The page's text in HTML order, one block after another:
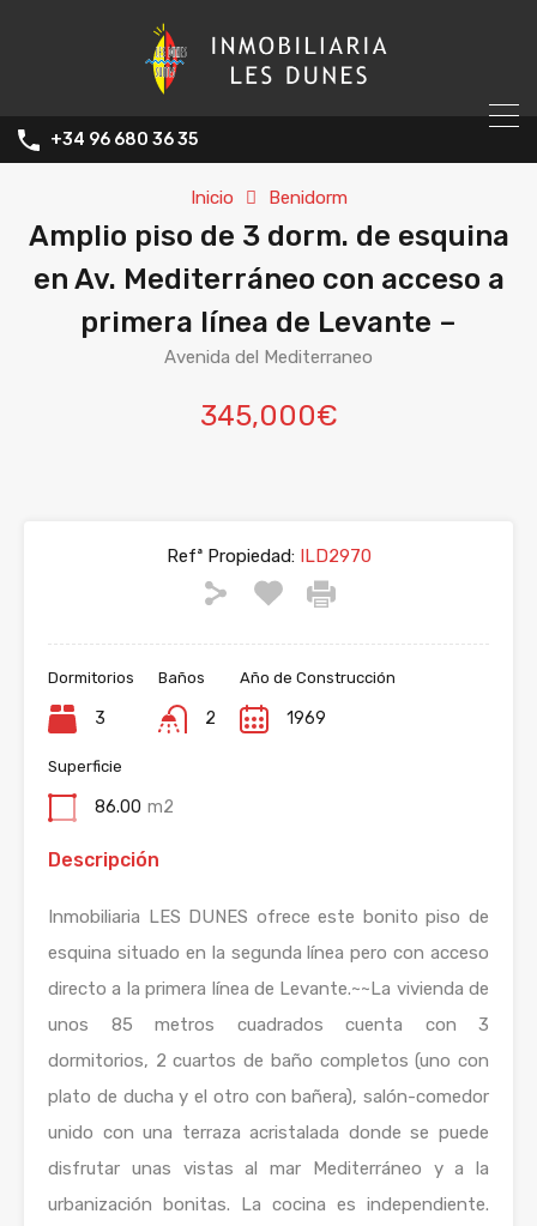
+34 96 680 36 35
Inicio Benidorm
Amplio piso de 3 dorm. de esquina
en Av. Mediterráneo con acceso a
primera línea de Levante –
Avenida del Mediterraneo
345,000€
Refª Propiedad:ILD2970
Dormitorios
3
Baños
2
Año de Construcción
1969
Superficie
86.00 m2
Descripción
Inmobiliaria LES DUNES ofrece este bonito piso de
esquina situado en la segunda línea pero con acceso
directo a la primera línea de Levante.~~La vivienda de
unos 85 metros cuadrados cuenta con 3
dormitorios, 2 cuartos de baño completos (uno con
plato de ducha y el otro con bañera), salón-comedor
unido con una terraza acristalada donde se puede
disfrutar unas vistas al mar Mediterráneo y a la
urbanización bonitas. La cocina es independiente.